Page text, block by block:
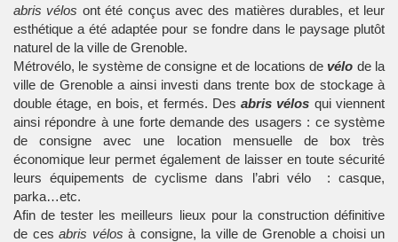
abris vélos ont été conçus avec des matières durables, et leur
esthétique a été adaptée pour se fondre dans le paysage plutôt
naturel de la ville de Grenoble.
Métrovélo, le système de consigne et de locations de vélo de la
ville de Grenoble a ainsi investi dans trente box de stockage à
double étage, en bois, et fermés. Desabris vélos qui viennent
ainsi répondre à une forte demande des usagers : ce système
de consigne avec une location mensuelle de box très
économique leur permet également de laisser en toute sécurité
leurs équipements de cyclisme dans l’abri vélo: casque,
parka…etc.
Afin de tester les meilleurs lieux pour la construction définitive
de ces abris vélos à consigne, la ville de Grenoble a choisi un